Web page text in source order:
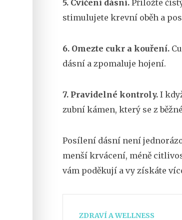
5. Cvičení dásní. Přiložte
stimulujete krevní oběh a
6. Omezte cukr a kouření.
dásní a zpomaluje hojení.
7. Pravidelné kontroly. I
zubní kámen, který se z
Posílení dásní není
menší krvácení, méně
vám poděkují a vy získáte
ZDRAVÍ A WELLNESS